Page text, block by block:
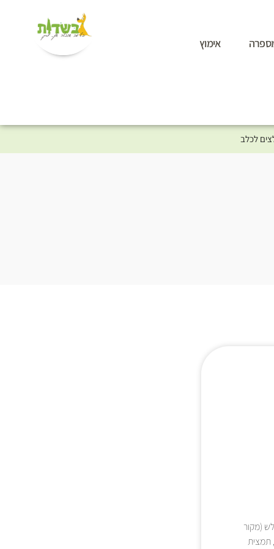
אימוץ
עולש (מקור
חרובים, תמצית